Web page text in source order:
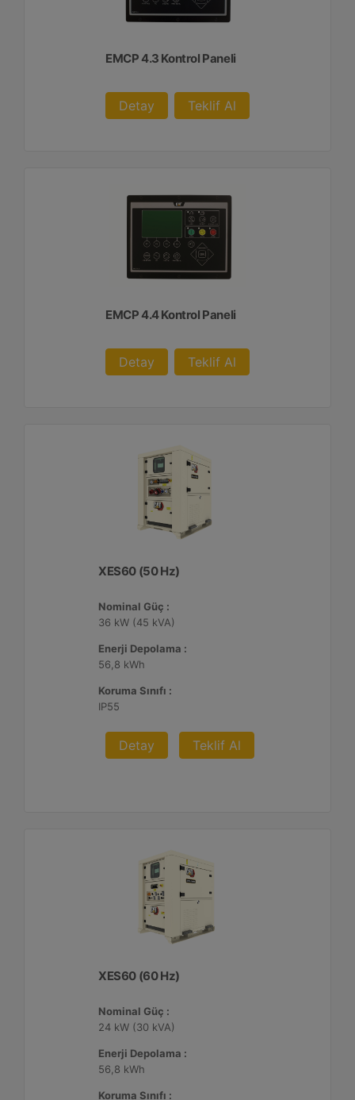
EMCP 4.3 Kontrol Paneli
Detay Teklif Al
EMCP 4.4 Kontrol Paneli
Detay Teklif Al
XES60 (50 Hz)
Nominal Güç :
36 kW (45 kVA)
Enerji Depolama :
56,8 kWh
Koruma Sınıfı :
IP55
Detay Teklif Al
XES60 (60 Hz)
Nominal Güç :
24 kW (30 kVA)
Enerji Depolama :
56,8 kWh
Koruma Sınıfı :